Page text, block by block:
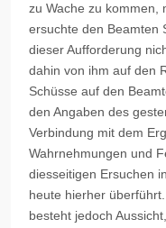
zu Wache zu kommen,
ersuchte den Beamten
dieser Aufforderung
dahin von ihm auf den
Schüsse auf den
den Angaben des
Verbindung mit dem
Wahrnehmungen und
diesseitigen Ersuchen
heute hierher
besteht jedoch